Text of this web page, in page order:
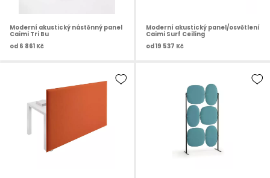
Moderní akustický nástěnný panel
Caimi Tri Bu
od 6 861 Kč
Moderní akustický panel/osvětlení
Caimi Surf Ceiling
od 19 537 Kč